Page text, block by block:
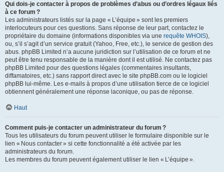
Qui dois-je contacter à propos de problèmes d’abus ou d’ordres légaux liés
à ce forum ?
Les administrateurs listés sur la page « L’équipe » sont les premiers
interlocuteurs pour ces questions. Sans réponse de leur part, contactez le
propriétaire du domaine (informations disponibles via une requête WHOIS),
ou, s’il s’agit d’un service gratuit (Yahoo, Free, etc.), le service de gestion des
abus. phpBB Limited n’a aucune juridiction sur l’utilisation de ce forum et ne
peut être tenu responsable de la manière dont il est utilisé. Ne contactez pas
phpBB Limited pour des questions légales (commentaires insultants,
diffamatoires, etc.) sans rapport direct avec le site phpBB.com ou le logiciel
phpBB lui-même. Les e-mails à propos d’une utilisation tierce de ce logiciel
obtiennent généralement une réponse laconique, ou pas de réponse.
Haut
Comment puis-je contacter un administrateur du forum ?
Tous les utilisateurs du forum peuvent utiliser le formulaire disponible sur le
lien « Nous contacter » si cette fonctionnalité a été activée par les
administrateurs du forum.
Les membres du forum peuvent également utiliser le lien « L’équipe ».